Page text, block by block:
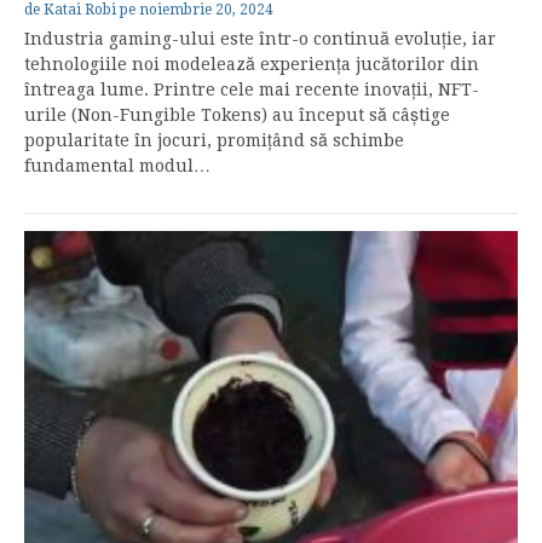
de Katai Robi pe noiembrie 20, 2024
Industria gaming-ului este într-o continuă evoluție, iar
tehnologiile noi modelează experiența jucătorilor din
întreaga lume. Printre cele mai recente inovații, NFT-
urile (Non-Fungible Tokens) au început să câștige
popularitate în jocuri, promițând să schimbe
fundamental modul…